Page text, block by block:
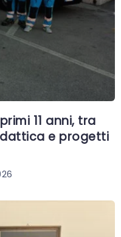
11 anni, tra
e progetti